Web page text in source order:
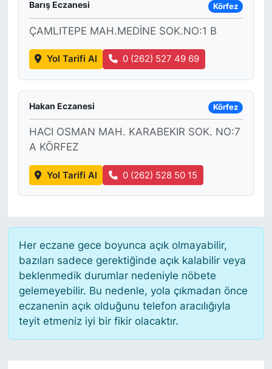
Barış Eczanesi Körfez
ÇAMLITEPE MAH.MEDİNE SOK.NO:1 B
Yol Tarifi Al 0 (262) 527 49 69
Hakan Eczanesi Körfez
HACI OSMAN MAH. KARABEKIR SOK. NO:7
A KÖRFEZ
Yol Tarifi Al 0 (262) 528 50 15
Her eczane gece boyunca açık olmayabilir,
bazıları sadece gerektiğinde açık kalabilir veya
beklenmedik durumlar nedeniyle nöbete
gelemeyebilir. Bu nedenle, yola çıkmadan önce
eczanenin açık olduğunu telefon aracılığıyla
teyit etmeniz iyi bir fikir olacaktır.